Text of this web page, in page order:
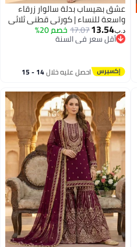
عشق بهيساب بدلة سالوار زرقاء
واسعة للنساء | كورتي قطني ثلاثي
القطع مزين بالدانتيل | طقم كورتا
صيفي بطبعة زهور
د.ب‏13.54
17.07خصم 20%
أقل سعر في السنة
أقل سعر في السنة
احصل عليه خلال 14 - 15